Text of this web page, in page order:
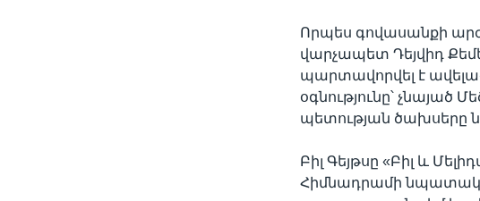
Որպես գովասանքի
վարչապետ Դեյվիդ
պարտավորվել է
օգնությունը՝ չնայած
պետության ծախսերը
Բիլ Գեյթսը «Բիլ և
Հիմնադրամի նպատակն